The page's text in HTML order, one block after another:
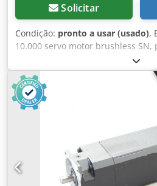
Solicitar
Condição: pronto a usar (usado),
10.000 servo motor brushless
revisado e testado
meses, 100% funcional, escopo
Os descontos de vendas
artigo. Por favor, pergunte o preço
Dwsdpfx Amoi D Hace Toa